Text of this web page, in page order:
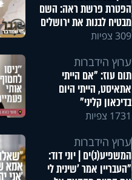
הפטרת פרשת ראה: השם
מבטיח לבנות את ירושלים
309 צפיות
ערוץ הידברות
תום עוז: "אם הייתי
אתאיסט, הייתי היום
בדיכאון קליני"
1731 צפיות
ערוץ הידברות
המשפיע(נ)ים | יוני דוד:
"העבריין אמר 'שינית לי